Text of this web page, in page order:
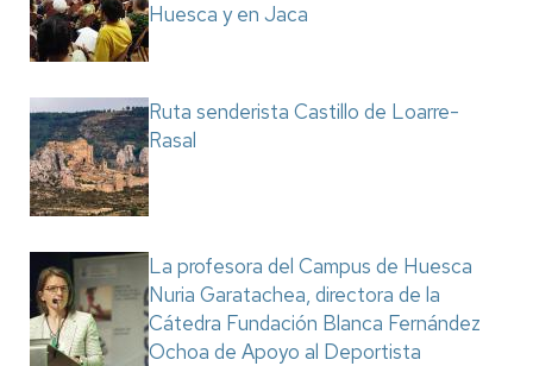
Huesca y en Jaca
Ruta senderista Castillo de Loarre-
Rasal
La profesora del Campus de Huesca
Nuria Garatachea, directora de la
Cátedra Fundación Blanca Fernández
Ochoa de Apoyo al Deportista